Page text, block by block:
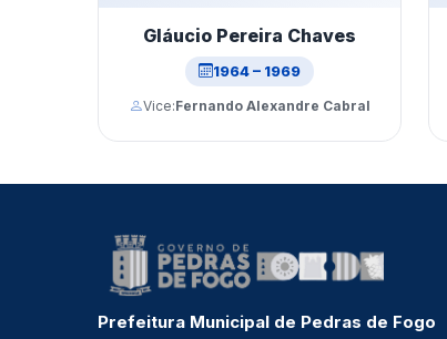
Gláucio Pereira Chaves
1964 – 1969
Vice:Fernando Alexandre Cabral
Prefeitura Municipal de Pedras de Fogo